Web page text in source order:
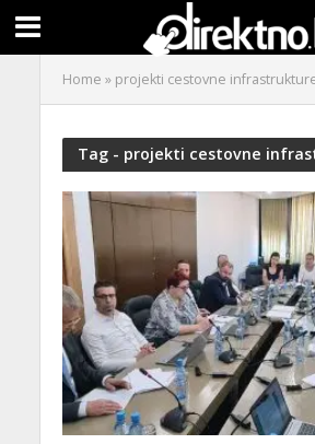
Home » projekti cestovne
Tag - projekti cestovne